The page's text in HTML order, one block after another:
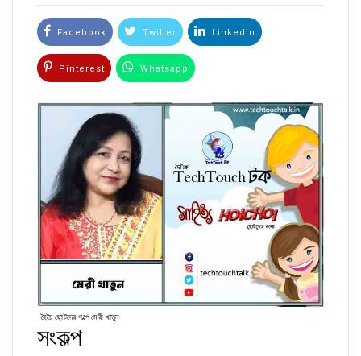
Facebook Twitter Linkedin
Pinterest Whatsapp
হৈচৈ ছোটদের গল্পে মেরী খাতুন
সংকল্প